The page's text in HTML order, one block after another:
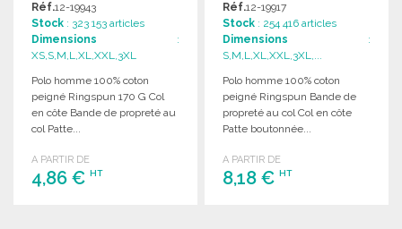
Réf.12-19943
Stock : 323 153 articles
Dimensions :
XS,S,M,L,XL,XXL,3XL
Polo homme 100% coton
peigné Ringspun 170 G Col
en côte Bande de propreté au
col Patte...
A PARTIR DE
4,86 € HT
Réf.12-19917
Stock : 254 416 articles
Dimensions :
S,M,L,XL,XXL,3XL,...
Polo homme 100% coton
peigné Ringspun Bande de
propreté au col Col en côte
Patte boutonnée...
A PARTIR DE
8,18 €HT